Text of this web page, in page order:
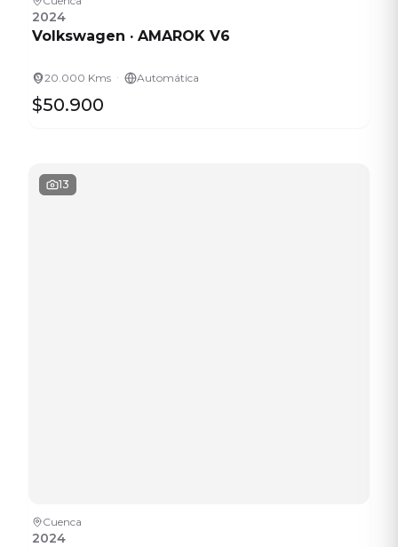
2024
Volkswagen · AMAROK V6
20.000 Kms · Automática
$50.900
13
Cuenca
2024